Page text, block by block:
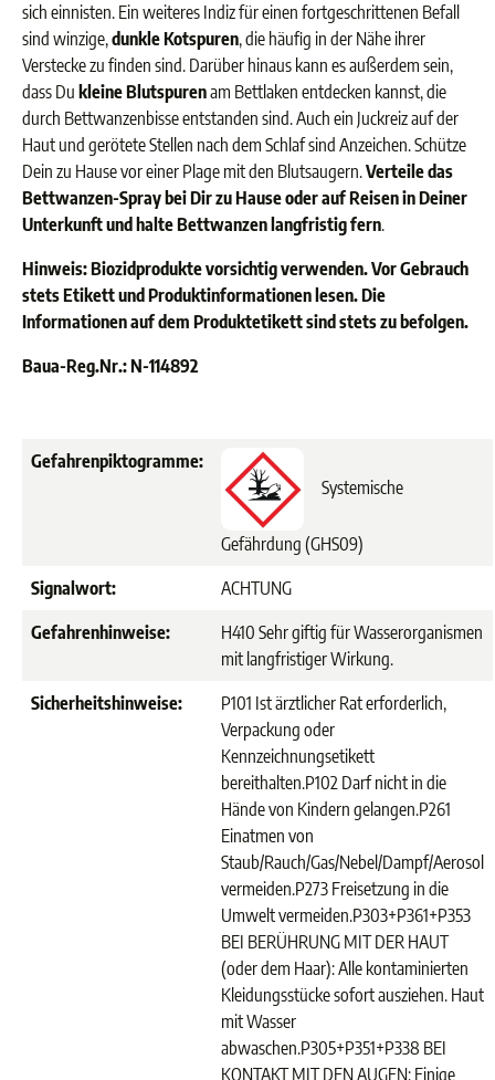
sich einnisten. Ein weiteres Indiz für einen fortgeschrittenen Befall
sind winzige,dunkle Kotspuren, die häufig in der Nähe ihrer
Verstecke zu finden sind. Darüber hinaus kann es außerdem sein,
dass Du kleine Blutspurenam Bettlaken entdecken kannst, die
durch Bettwanzenbisse entstanden sind. Auch ein Juckreiz auf der
Haut und gerötete Stellen nach dem Schlaf sind Anzeichen. Schütze
Dein zu Hause vor einer Plage mit den Blutsaugern.Verteile das
Bettwanzen-Spray bei Dir zu Hause oder auf Reisen in Deiner
Unterkunft und halte Bettwanzen langfristig fern.
Hinweis: Biozidprodukte vorsichtig verwenden. Vor Gebrauch
stets Etikett und Produktinformationen lesen. Die
Informationen auf dem Produktetikett sind stets zu befolgen.
Baua-Reg.Nr.: N-114892
Gefahrenpiktogramme:
Systemische
Gefährdung (GHS09)
Signalwort:
ACHTUNG
Gefahrenhinweise:
H410 Sehr giftig für Wasserorganismen
mit langfristiger Wirkung.
Sicherheitshinweise:
P101 Ist ärztlicher Rat erforderlich,
Verpackung oder
Kennzeichnungsetikett
bereithalten.P102 Darf nicht in die
Hände von Kindern gelangen.P261
Einatmen von
Staub/Rauch/Gas/Nebel/Dampf/Aerosol
vermeiden.P273 Freisetzung in die
Umwelt vermeiden.P303+P361+P353
BEI BERÜHRUNG MIT DER HAUT
(oder dem Haar): Alle kontaminierten
Kleidungsstücke sofort ausziehen. Haut
mit Wasser
abwaschen.P305+P351+P338 BEI
KONTAKT MIT DEN AUGEN: Einige